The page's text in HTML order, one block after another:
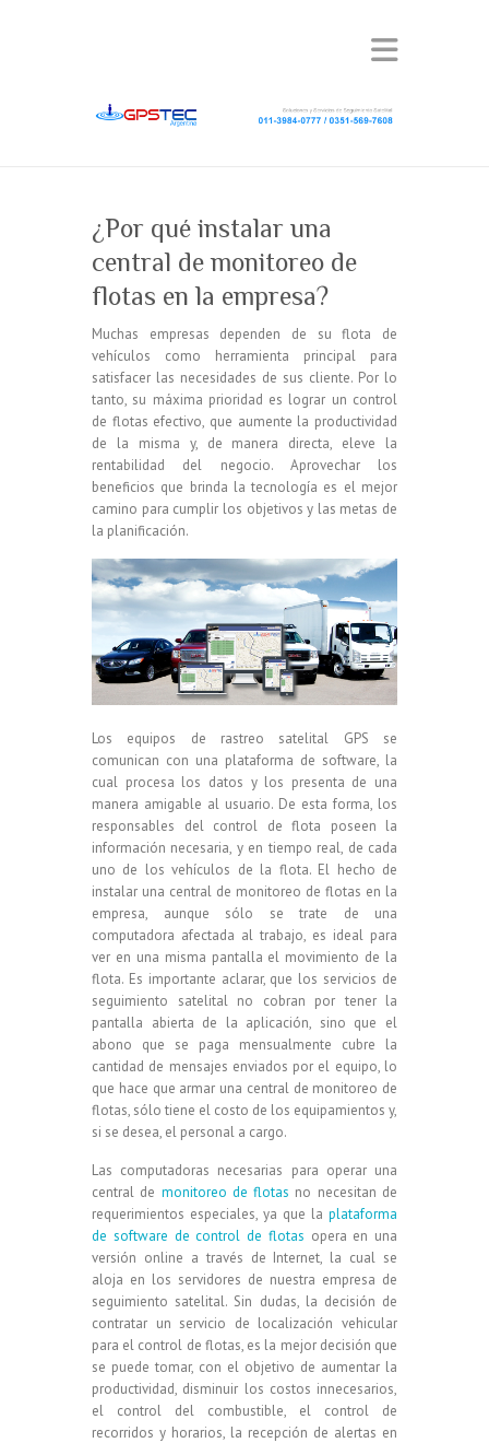
¿Por qué instalar una
central de monitoreo de
flotas en la empresa?
Muchas empresas dependen de su flota de
vehículos como herramienta principal para
satisfacer las necesidades de sus cliente. Por lo
tanto, su máxima prioridad es lograr un control
de flotas efectivo, que aumente la productividad
de la misma y, de manera directa, eleve la
rentabilidad del negocio. Aprovechar los
beneficios que brinda la tecnología es el mejor
camino para cumplir los objetivos y las metas de
la planificación.
Los equipos de rastreo satelital GPS se
comunican con una plataforma de software, la
cual procesa los datos y los presenta de una
manera amigable al usuario. De esta forma, los
responsables del control de flota poseen la
información necesaria, y en tiempo real, de cada
uno de los vehículos de la flota. El hecho de
instalar una central de monitoreo de flotas en la
empresa, aunque sólo se trate de una
computadora afectada al trabajo, es ideal para
ver en una misma pantalla el movimiento de la
flota. Es importante aclarar, que los servicios de
seguimiento satelital no cobran por tener la
pantalla abierta de la aplicación, sino que el
abono que se paga mensualmente cubre la
cantidad de mensajes enviados por el equipo, lo
que hace que armar una central de monitoreo de
flotas, sólo tiene el costo de los equipamientos y,
si se desea, el personal a cargo.
Las computadoras necesarias para operar una
central de monitoreo de flotas no necesitan de
requerimientos especiales, ya que la plataforma
de software de control de flotas opera en una
versión online a través de Internet, la cual se
aloja en los servidores de nuestra empresa de
seguimiento satelital. Sin dudas, la decisión de
contratar un servicio de localización vehicular
para el control de flotas, es la mejor decisión que
se puede tomar, con el objetivo de aumentar la
productividad, disminuir los costos innecesarios,
el control del combustible, el control de
recorridos y horarios, la recepción de alertas en